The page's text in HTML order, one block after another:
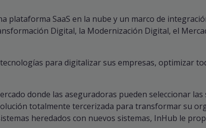
plataforma SaaS en la nube y un marco de
Digital, la Modernización Digital, el
para digitalizar sus empresas, optimizar
donde las aseguradoras pueden seleccionar
totalmente tercerizada para transformar su
heredados con nuevos sistemas, InHub le